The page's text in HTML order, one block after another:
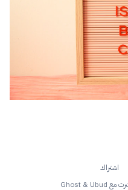
اشتراك
Ghost & Ubud